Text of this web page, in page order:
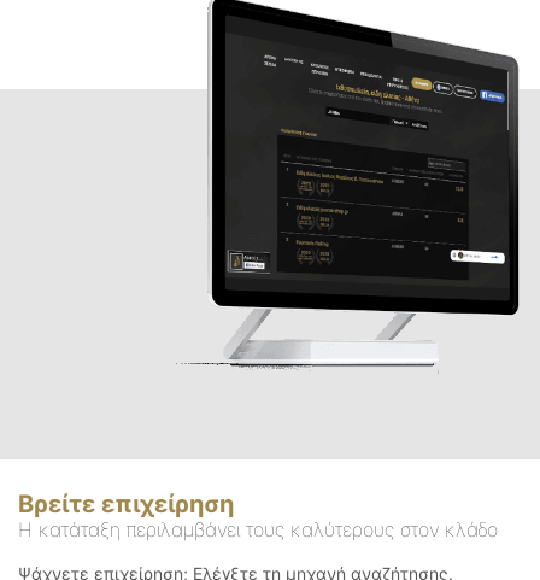
Βρείτε επιχείρηση
Η κατάταξη περιλαμβάνει τους καλύτερους στον κλάδο
Ψάχνετε επιχείρηση; Ελέγξτε τη μηχανή αναζήτησης.